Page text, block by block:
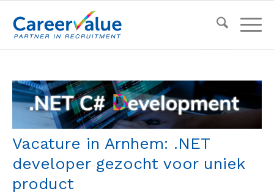
Vacature in Arnhem: .NET
developer gezocht voor uniek
product